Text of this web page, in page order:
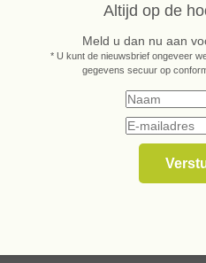
Altijd op de
Meld u dan nu aan
* U kunt de nieuwsbrief ongeveer
gegevens secuur op